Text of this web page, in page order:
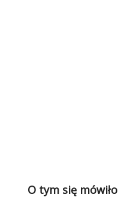
O tym się mówiło